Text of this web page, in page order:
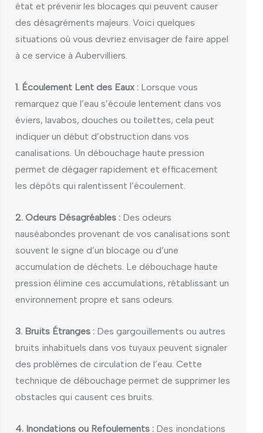
état et prévenir les blocages qui peuvent causer
des désagréments majeurs. Voici quelques
situations où vous devriez envisager de faire appel
à ce service à Aubervilliers.
1. Écoulement Lent des Eaux : Lorsque vous
remarquez que l’eau s’écoule lentement dans vos
éviers, lavabos, douches ou toilettes, cela peut
indiquer un début d’obstruction dans vos
canalisations. Un débouchage haute pression
permet de dégager rapidement et efficacement
les dépôts qui ralentissent l’écoulement.
2. Odeurs Désagréables : Des odeurs
nauséabondes provenant de vos canalisations sont
souvent le signe d’un blocage ou d’une
accumulation de déchets. Le débouchage haute
pression élimine ces accumulations, rétablissant un
environnement propre et sans odeurs.
3. Bruits Étranges : Des gargouillements ou autres
bruits inhabituels dans vos tuyaux peuvent signaler
des problèmes de circulation de l’eau. Cette
technique de débouchage permet de supprimer les
obstacles qui causent ces bruits.
4. Inondations ou Refoulements : Des inondations